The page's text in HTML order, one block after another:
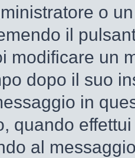
o
il
modificare un
dopo il suo
in
quando
al